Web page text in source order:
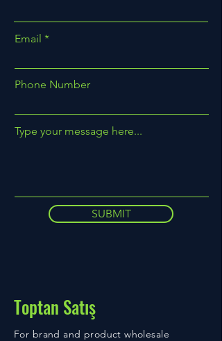
Email
Phone Number
Type your message here...
SUBMIT
Toptan Satış
For brand and product wholesale